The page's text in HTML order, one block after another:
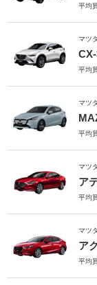
平均
マツ
平均
マツ
平均
マツ
ア
平均
マツ
ア
平均